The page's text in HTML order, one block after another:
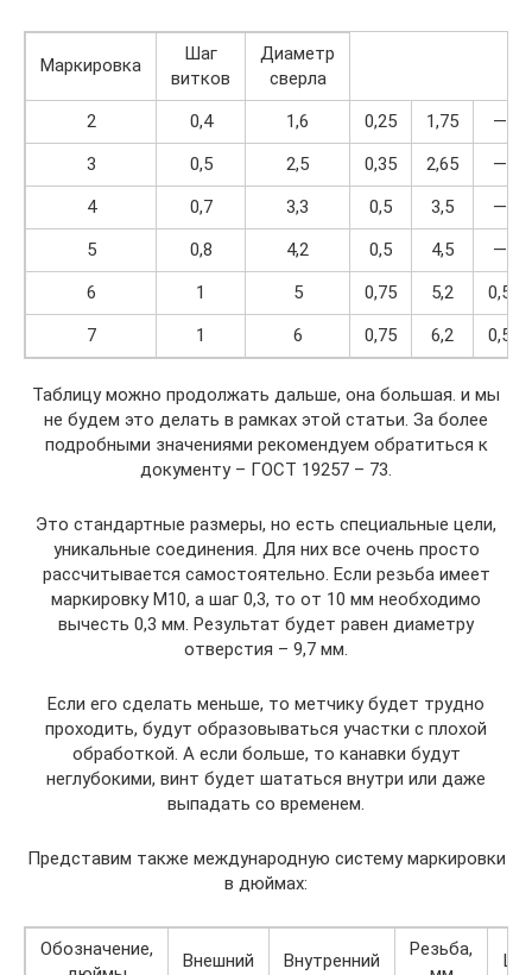
Маркировка
Шаг
витков
Диаметр
сверла
2
0,4 1,6 0,25 1,75
—
3
0,5 2,5 0,35 2,65
—
4
0,7 3,3 0,5 3,5
—
5
0,8 4,2 0,5 4,5
—
6
1 5 0,75 5,2
0,5
7
1 6 0,75 6,2 0,5
Таблицу можно продолжать дальше, она большая. и мы
не будем это делать в рамках этой статьи. За более
подробными значениями рекомендуем обратиться к
документу – ГОСТ 19257 – 73.
Это стандартные размеры, но есть специальные цели,
уникальные соединения. Для них все очень просто
рассчитывается самостоятельно. Если резьба имеет
маркировку М10, а шаг 0,3, то от 10 мм необходимо
вычесть 0,3 мм. Результат будет равен диаметру
отверстия – 9,7 мм.
Если его сделать меньше, то метчику будет трудно
проходить, будут образовываться участки с плохой
обработкой. А если больше, то канавки будут
неглубокими, винт будет шататься внутри или даже
выпадать со временем.
Представим также международную систему маркировки
в дюймах:
Обозначение,
Внешний Внутренний
Резьба,